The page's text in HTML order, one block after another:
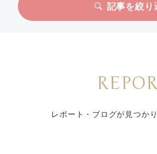
記事を絞り
レポート・ブログが見つか